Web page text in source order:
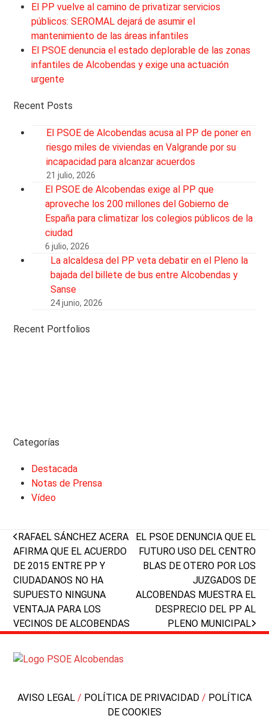
El PP vuelve al camino de privatizar servicios
públicos: SEROMAL dejará de asumir el
mantenimiento de las áreas infantiles
El PSOE denuncia el estado deplorable de las zonas
infantiles de Alcobendas y exige una actuación
urgente
Recent Posts
El PSOE de Alcobendas acusa al PP de poner en
riesgo miles de viviendas en Valgrande por su
incapacidad para alcanzar acuerdos
21 julio, 2026
El PSOE de Alcobendas exige al PP que
aproveche los 200 millones del Gobierno de
España para climatizar los colegios públicos de la
ciudad
6 julio, 2026
La alcaldesa del PP veta debatir en el Pleno la
bajada del billete de bus entre Alcobendas y
Sanse
24 junio, 2026
Recent Portfolios
Categorías
Destacada
Notas de Prensa
Vídeo
previous
post:
RAFAEL SÁNCHEZ ACERA
AFIRMA QUE EL ACUERDO
DE 2015 ENTRE PP Y
CIUDADANOS NO HA
SUPUESTO NINGUNA
VENTAJA PARA LOS
VECINOS DE ALCOBENDAS
next
post:
EL PSOE DENUNCIA QUE EL
FUTURO USO DEL CENTRO
BLAS DE OTERO POR LOS
JUZGADOS DE
ALCOBENDAS MUESTRA EL
DESPRECIO DEL PP AL
PLENO MUNICIPAL
AVISO LEGAL / POLÍTICA DE PRIVACIDAD / POLÍTICA
DE COOKIES